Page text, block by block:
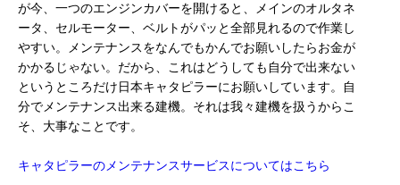
が今、一つのエンジンカバーを開けると、メインのオルタネ
ータ、セルモーター、ベルトがパッと全部見れるので作業し
やすい。メンテナンスをなんでもかんでお願いしたらお金が
かかるじゃない。だから、これはどうしても自分で出来ない
というところだけ日本キャタピラーにお願いしています。自
分でメンテナンス出来る建機。それは我々建機を扱うからこ
そ、大事なことです。
キャタピラーのメンテナンスサービスについてはこちら